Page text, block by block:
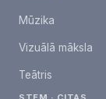
Mūzika
Vizuālā māksla
Teātris